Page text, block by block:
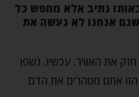
נתיב אלא מחפש כל
אנחנו לא נעשה את
את האוויר. עכשיו, נשפו
הזו אתם מטהרים את הדם